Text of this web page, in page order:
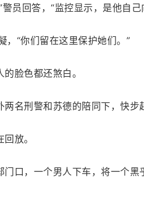
员回答，“监控显示，是他自
，“你们留在这里保护她们。”
脸色都还煞白。
名刑警和苏德的陪同下，快步
放。
口，一个男人下车，将一个黑